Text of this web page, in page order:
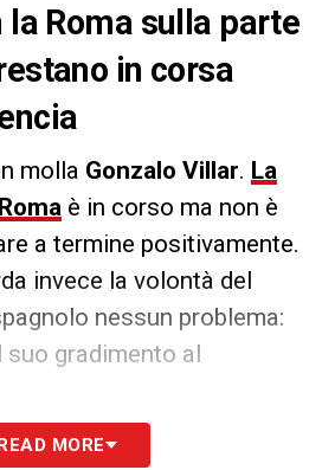
la Roma sulla parte
in corsa
molla Gonzalo Villar. La
è in corso ma non è
a termine positivamente.
invece la volontà del
nessun problema:
gradimento al
Tempo, restano però in
MORE